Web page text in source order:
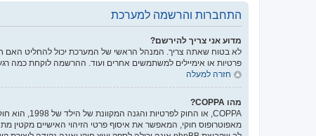
התחברות והרשמה למערכת
מדוע אני צריך להירשם?
לא בטוח שאתה צריך. המנהל הראשי של המערכת יכול להחליט האם
פרטיות או אימיילים למשתמשים אחרים ועוד. ההרשמה לוקחת כמה
חזרה למעלה
מהו COPPA?